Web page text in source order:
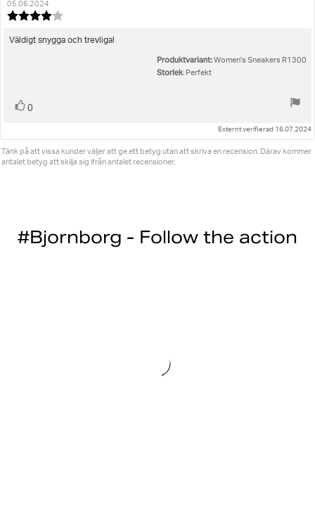
05.06.2024
utav
Recensionstext:
Väldigt snygga och trevliga!
Produktvariant:Women's Sneakers R1300
Storlek: Perfekt
Rösta
0
Externt verifierad 16.07.2024
Tänk på att vissa kunder väljer att ge ett betyg utan att skriva en recension. Därav kommer
antalet betyg att skilja sig ifrån antalet recensioner.
#Bjornborg - Follow the action